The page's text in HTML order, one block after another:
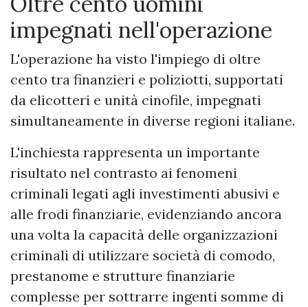
impegnati nell'operazione
L'operazione ha visto l'impiego di oltre
cento tra finanzieri e poliziotti, supportati
da elicotteri e unità cinofile, impegnati
simultaneamente in diverse regioni italiane.
L'inchiesta rappresenta un importante
risultato nel contrasto ai fenomeni
criminali legati agli investimenti abusivi e
alle frodi finanziarie, evidenziando ancora
una volta la capacità delle organizzazioni
criminali di utilizzare società di comodo,
prestanome e strutture finanziarie
complesse per sottrarre ingenti somme di